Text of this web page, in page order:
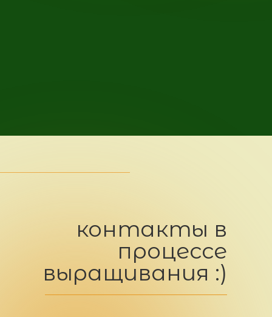
контакты в
процессе
выращивания :)